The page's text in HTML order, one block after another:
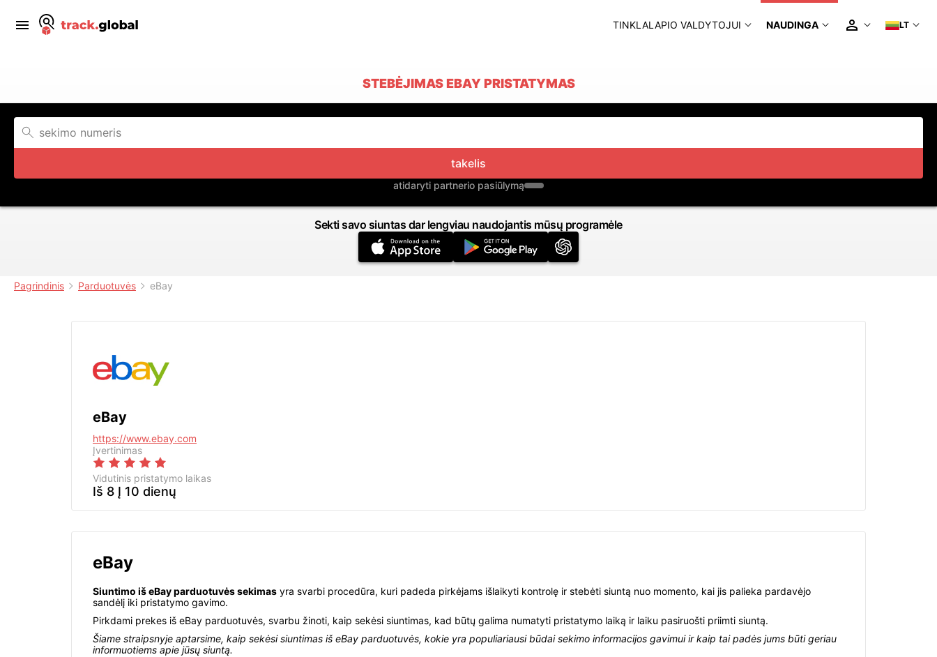
TINKLALAPIO VALDYTOJUI NAUDINGA LT
STEBĖJIMAS EBAY PRISTATYMAS
takelis
atidaryti partnerio pasiūlymą
Sekti savo siuntas dar lengviau naudojantis mūsų programėle
Pagrindinis Parduotuvės eBay
eBay
https://www.ebay.com
Įvertinimas
Vidutinis pristatymo laikas
Iš 8 Į 10 dienų
eBay
Siuntimo iš eBay parduotuvės sekimas yra svarbi procedūra, kuri padeda pirkėjams išlaikyti kontrolę ir stebėti siuntą nuo momento, kai jis palieka pardavėjo
sandėlį iki pristatymo gavimo.
Pirkdami prekes iš eBay parduotuvės, svarbu žinoti, kaip sekėsi siuntimas, kad būtų galima numatyti pristatymo laiką ir laiku pasiruošti priimti siuntą.
Šiame straipsnyje aptarsime, kaip sekėsi siuntimas iš eBay parduotuvės, kokie yra populiariausi būdai sekimo informacijos gavimui ir kaip tai padės jums būti geriau
informuotiems apie jūsų siuntą.